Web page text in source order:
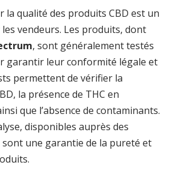
la qualité des produits CBD est un
vendeurs. Les produits, dont
, sont généralement testés
garantir leur conformité légale et
permettent de vérifier la
la présence de THC en
que l’absence de contaminants.
disponibles auprès des
une garantie de la pureté et